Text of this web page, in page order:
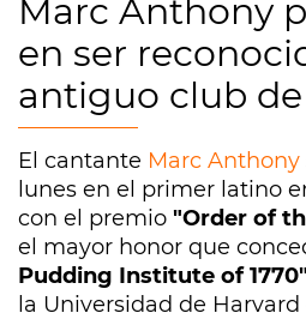
Marc Anthony
en ser
antiguo club
El cantante Marc Anthony
lunes en el primer latino
con el premio "Order of
el mayor honor que
Pudding Institute of 1770"
la Universidad de